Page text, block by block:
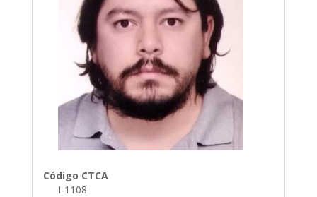
Código CTCA
I-1108